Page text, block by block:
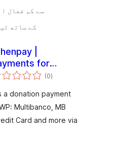
10 سے کم فعال
5.5.19 کے ساتھ
|
for
(0مجموعی
درجہ
)
a donation payment
Multibanco, MB
Card and more via